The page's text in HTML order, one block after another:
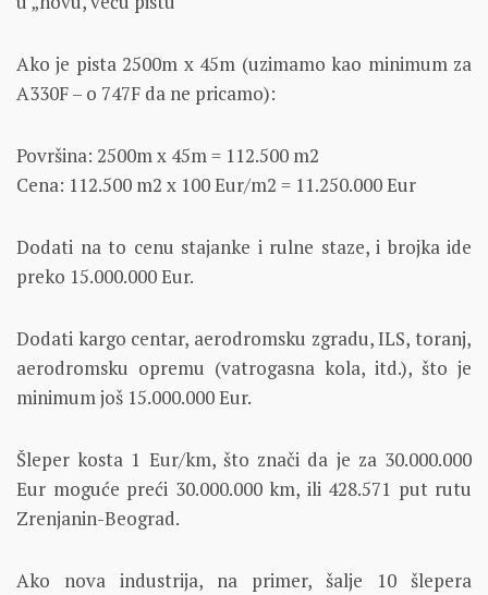
Ako je pista 2500m x 45m (uzimamo kao minimum za
A330F – o 747F da ne pricamo):
Površina: 2500m x 45m = 112.500 m2
Cena: 112.500 m2 x 100 Eur/m2 = 11.250.000 Eur
Dodati na to cenu stajanke i rulne staze, i brojka ide
preko 15.000.000 Eur.
Dodati kargo centar, aerodromsku zgradu, ILS, toranj,
aerodromsku opremu (vatrogasna kola, itd.), što je
minimum još 15.000.000 Eur.
Šleper kosta 1 Eur/km, što znači da je za 30.000.000
Eur moguće preći 30.000.000 km, ili 428.571 put rutu
Zrenjanin-Beograd.
Ako nova industrija, na primer, šalje 10 šlepera